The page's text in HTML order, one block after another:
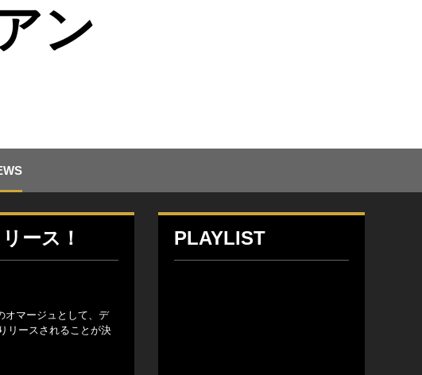
ン
ース！
オマージュとして、デ
リースされることが決
PLAYLIST